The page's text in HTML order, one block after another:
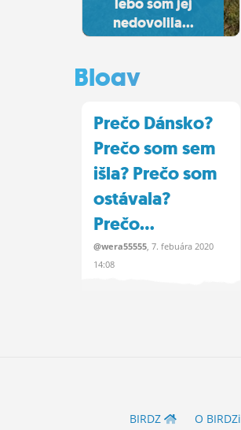
nedovolila...
Blogy
Prečo Dánsko?
Prečo som sem
išla? Prečo som
ostávala?
Prečo...
@wera55555 , 7.febuára 2020
14:08
BIRDZ O BIRDZi